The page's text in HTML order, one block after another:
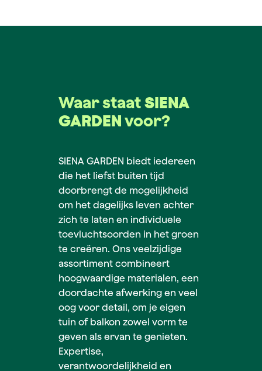
Waar staatSIENA
GARDENvoor?
SIENA GARDEN biedt iedereen
die het liefst buiten tijd
doorbrengt de mogelijkheid
om het dagelijks leven achter
zich te laten en individuele
toevluchtsoorden in het groen
te creëren. Ons veelzijdige
assortiment combineert
hoogwaardige materialen, een
doordachte afwerking en veel
oog voor detail, om je eigen
tuin of balkon zowel vorm te
geven als ervan te genieten.
Expertise,
verantwoordelijkheid en